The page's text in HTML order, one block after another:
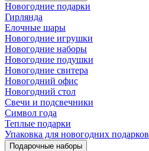
Новогодние подарки
Гирлянда
Елочные шары
Новогодние игрушки
Новогодние наборы
Новогодние подушки
Новогодние свитера
Новогодний офис
Новогодний стол
Свечи и подсвечники
Символ года
Теплые подарки
Упаковка для новогодних подарков
Подарочные наборы